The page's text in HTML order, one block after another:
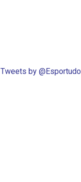
Tweets by @Esportudo